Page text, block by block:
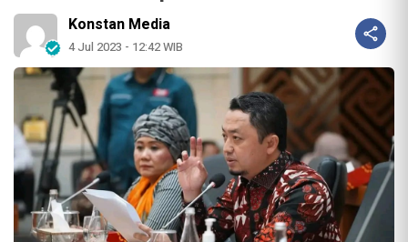
Konstan Media
4 Jul 2023 - 12:42 WIB